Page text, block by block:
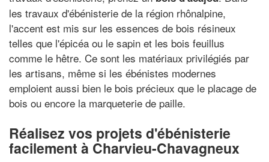
les travaux d'ébénisterie de la région rhônalpine,
l'accent est mis sur les essences de bois résineux
telles que l'épicéa ou le sapin et les bois feuillus
comme le hêtre. Ce sont les matériaux privilégiés par
les artisans, même si les ébénistes modernes
emploient aussi bien le bois précieux que le placage de
bois ou encore la marqueterie de paille.
Réalisez vos projets d'ébénisterie
facilement à Charvieu-Chavagneux